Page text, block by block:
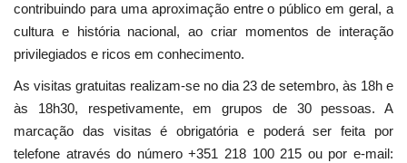
contribuindo para uma aproximação entre o público em geral, a
cultura e história nacional, ao criar momentos de interação
privilegiados e ricos em conhecimento.
As visitas gratuitas realizam-se no dia 23 de setembro, às 18h e
às 18h30, respetivamente, em grupos de 30 pessoas. A
marcação das visitas é obrigatória e poderá ser feita por
telefone através do número +351 218 100 215 ou por e-mail: